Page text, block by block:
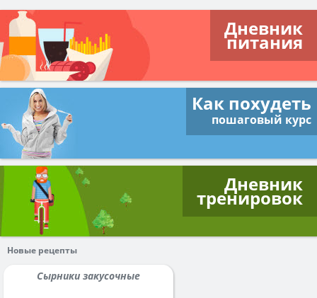
Дневник
питания
Как похудеть
пошаговый курс
Дневник
тренировок
Новые рецепты
Сырники закусочные